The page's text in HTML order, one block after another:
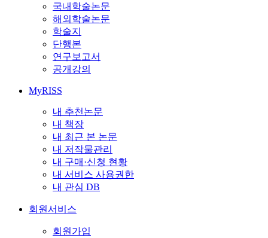
국내학술논문
해외학술논문
학술지
단행본
연구보고서
공개강의
MyRISS
내 추천논문
내 책장
내 최근 본 논문
내 저작물관리
내 구매·신청 현황
내 서비스 사용권한
내 관심 DB
회원서비스
회원가입